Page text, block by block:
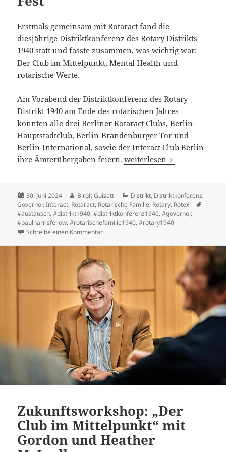
Erstmals gemeinsam mit Rotaract fand die
diesjährige Distriktkonferenz des Rotary Distrikts
1940 statt und fasste zusammen, was wichtig war:
Der Club im Mittelpunkt, Mental Health und
rotarische Werte.
Am Vorabend der Distriktkonferenz des Rotary
Distrikt 1940 am Ende des rotarischen Jahres
konnten alle drei Berliner Rotaract Clubs, Berlin-
Hauptstadtclub, Berlin-Brandenburger Tor und
Berlin-International, sowie der Interact Club Berlin
ihre Ämterübergaben feiern.Zum Abschied ein großes
weiterlesen
Veröffentlicht
am
30. Juni 2024 Autor
Birgit Guizetti Kategorien
Distrikt, Distriktkonferenz,
Governor,Interact, Rotaract, Rotarische Familie, Rotary, Rotex
#austausch,#distrikt1940,#distriktkonferenz1940,#governor,
#paulharrisfellow,#rotarischefamilie1940,#rotary1940
Schreibe einen Kommentarzu Zum Abschied ein großes Fest
Zukunftsworkshop: „Der
Club im Mittelpunkt“ mit
Gordon und Heather